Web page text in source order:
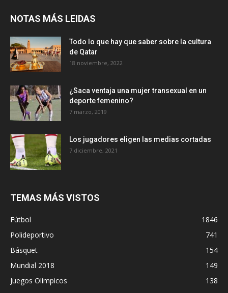
NOTAS MÁS LEIDAS
Todo lo que hay que saber sobre la cultura
de Qatar
18 noviembre, 2022
¿Saca ventaja una mujer transexual en un
deporte femenino?
7 marzo, 2019
Los jugadores eligen las medias cortadas
7 diciembre, 2021
TEMAS MÁS VISTOS
Fútbol
1846
Polideportivo
741
Básquet
154
Mundial 2018
149
Juegos Olímpicos
138